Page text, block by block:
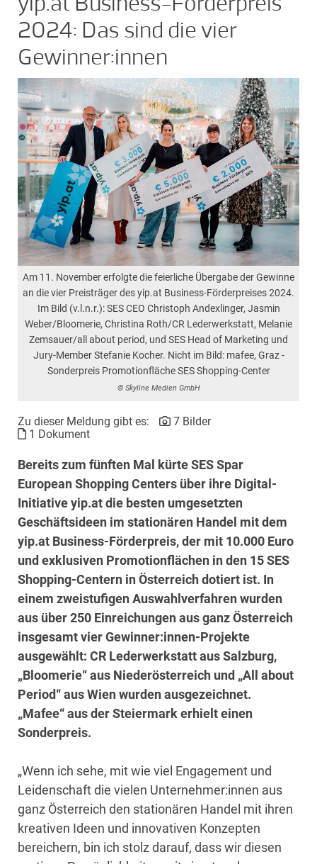
2024: Das sind die vier
Gewinner:innen
Am 11. November erfolgte die feierliche Übergabe der Gewinne
an die vier Preisträger des yip.at Business-Förderpreises 2024.
Im Bild (v.l.n.r.): SES CEO Christoph Andexlinger, Jasmin
Weber/Bloomerie, Christina Roth/CR Lederwerkstatt, Melanie
Zemsauer/all about period, und SES Head of Marketing und
Jury-Member Stefanie Kocher. Nicht im Bild: mafee, Graz -
Sonderpreis Promotionfläche SES Shopping-Center
© Skyline Medien GmbH
Zu dieser Meldung gibt es:
7 Bilder
1 Dokument
Bereits zum fünften Mal kürte SES Spar
European Shopping Centers über ihre Digital-
Initiative yip.at die besten umgesetzten
Geschäftsideen im stationären Handel mit dem
yip.at Business-Förderpreis, der mit 10.000 Euro
und exklusiven Promotionflächen in den 15 SES
Shopping-Centern in Österreich dotiert ist. In
einem zweistufigen Auswahlverfahren wurden
aus über 250 Einreichungen aus ganz Österreich
insgesamt vier Gewinner:innen-Projekte
ausgewählt: CR Lederwerkstatt aus Salzburg,
„Bloomerie“ aus Niederösterreich und „All about
Period“ aus Wien wurden ausgezeichnet.
„Mafee“ aus der Steiermark erhielt einen
Sonderpreis.
„Wenn ich sehe, mit wie viel Engagement und
Leidenschaft die vielen Unternehmer:innen aus
ganz Österreich den stationären Handel mit ihren
kreativen Ideen und innovativen Konzepten
bereichern, bin ich stolz darauf, dass wir diesen